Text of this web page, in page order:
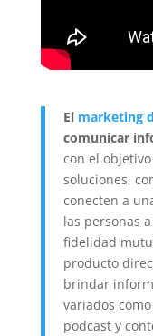
El marketing
comunicar
con el
soluciones,
conecten a
las personas
fidelidad
producto
brindar
variados
podcast y